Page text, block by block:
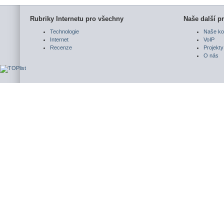
Rubriky Internetu pro všechny
Technologie
Internet
Recenze
Naše další
Naše
VoIP
Projekty
O nás